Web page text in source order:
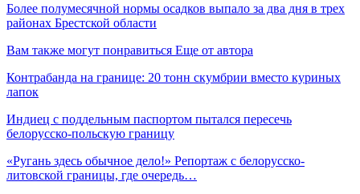
Более полумесячной нормы осадков выпало за два дня в трех
районах Брестской области
Вам также могут понравиться Еще от автора
Контрабанда на границе: 20 тонн скумбрии вместо куриных
лапок
Индиец с поддельным паспортом пытался пересечь
белорусско-польскую границу
«Ругань здесь обычное дело!» Репортаж с белорусско-
литовской границы, где очередь…